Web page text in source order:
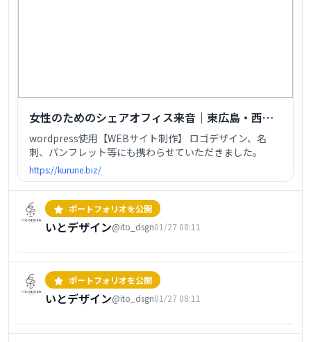
女性のためのシェアオフィス来音｜東広島・西条
駅前
wordpress使用【WEBサイト制作】 ロゴデザイン、名
刺、パンフレット等にも携わらせていただきました。
https://kurune.biz/
ポートフォリオを公開
いとデザイン@ito_dsgn01/27 08:11
心理占星術装丁デザイン
ポートフォリオを公開
いとデザイン@ito_dsgn01/27 08:11
西洋占星術ハンドブック装丁デザイン